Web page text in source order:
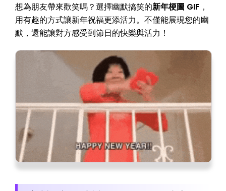
想為朋友帶來歡笑嗎？選擇幽默搞笑的新年梗圖 GIF ，
用有趣的方式讓新年祝福更添活力。不僅能展現您的幽
默，還能讓對方感受到節日的快樂與活力！